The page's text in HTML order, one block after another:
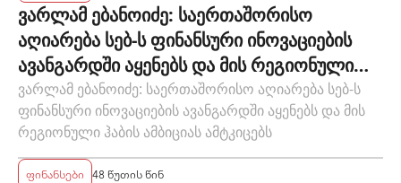
ვარლამ ებანოიძე: საერთაშორისო
აღიარება სებ-ს ფინანსური ინოვაციების
ავანგარდში აყენებს და მის რეგიონული
ჰაბის ამბიციას ამტკიცებს
ვარლამ ებანოიძე: საერთაშორისო აღიარება სებ-ს
ფინანსური ინოვაციების ავანგარდში აყენებს და მის
რეგიონული ჰაბის ამბიციას ამტკიცებს
ფინანსები 48 წუთის წინ